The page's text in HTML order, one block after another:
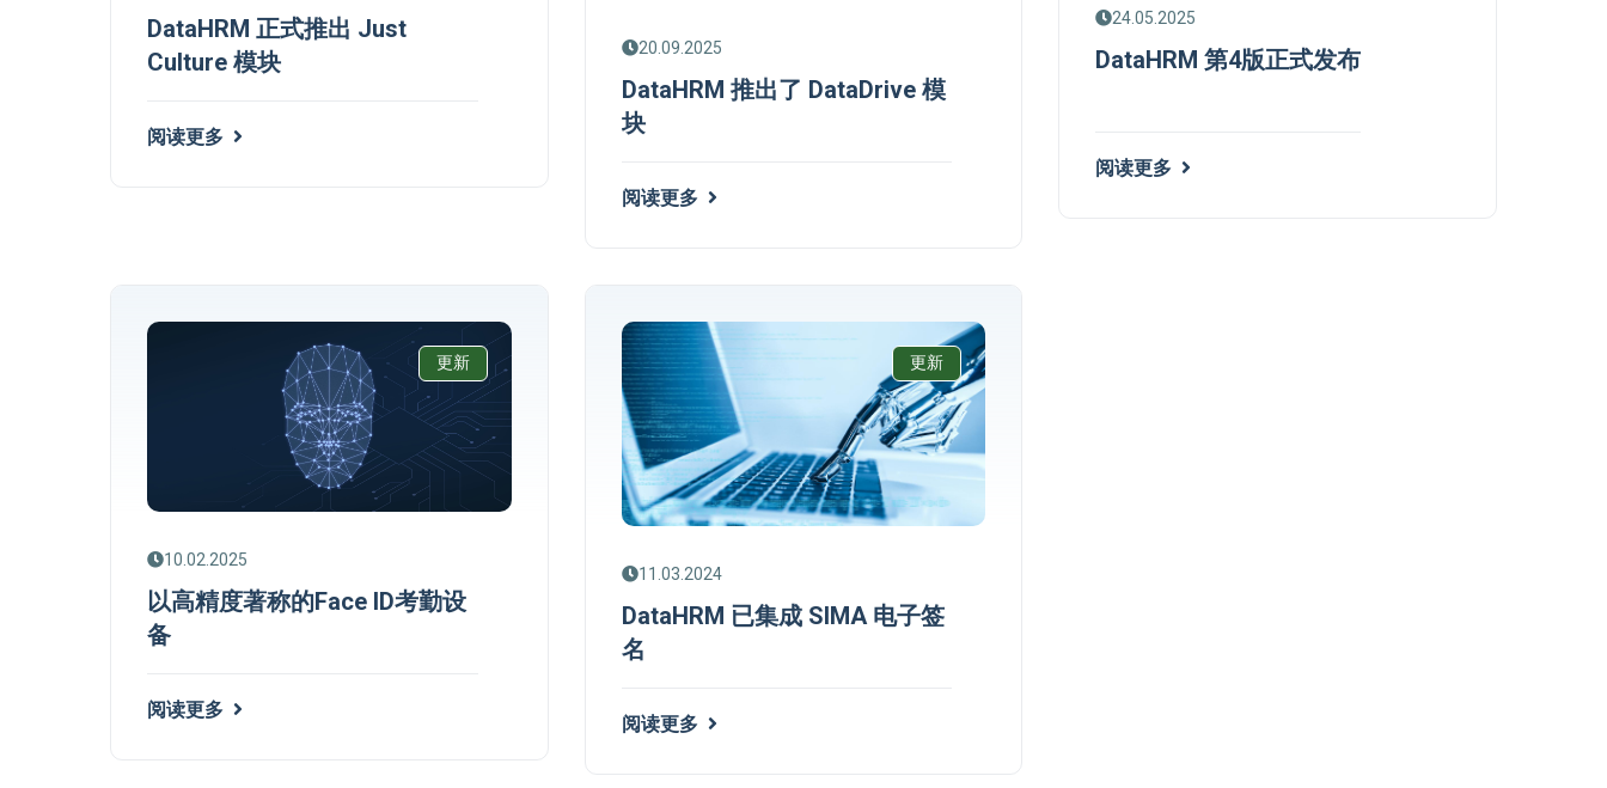
DataHRM 正式推出 Just
Culture 模块
阅读更多
20.09.2025
DataHRM 推出了 DataDrive 模
块
阅读更多
24.05.2025
DataHRM 第4版正式发布
阅读更多
更新
10.02.2025
以高精度著称的Face ID考勤设
备
阅读更多
更新
11.03.2024
DataHRM 已集成 SIMA 电子签
名
阅读更多